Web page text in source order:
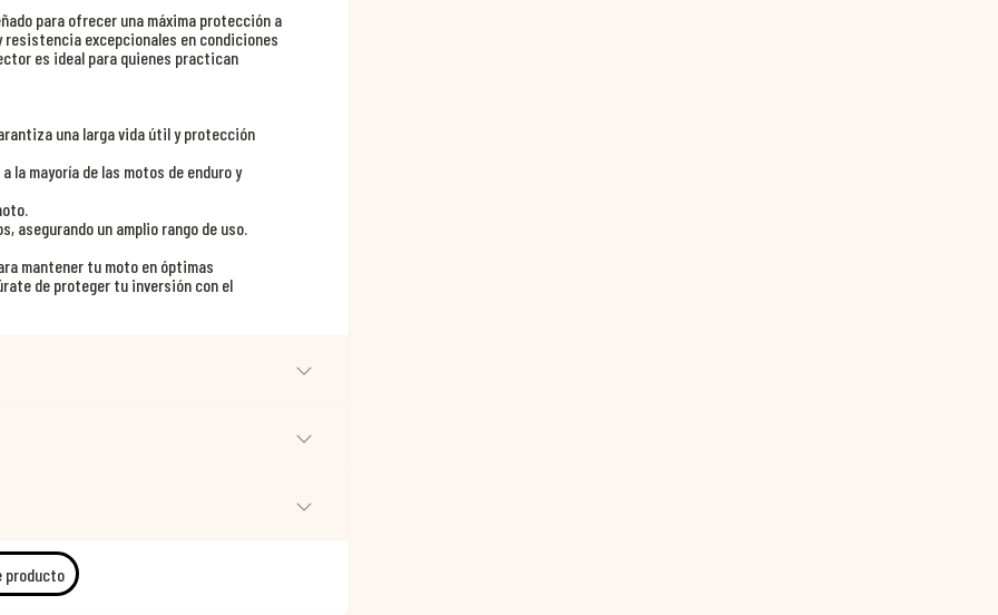
para ofrecer una máxima protección a
resistencia excepcionales en condiciones
es ideal para quienes practican
una larga vida útil y protección
mayoría de las motos de enduro y
asegurando un amplio rango de uso.
mantener tu moto en óptimas
de proteger tu inversión con el
producto